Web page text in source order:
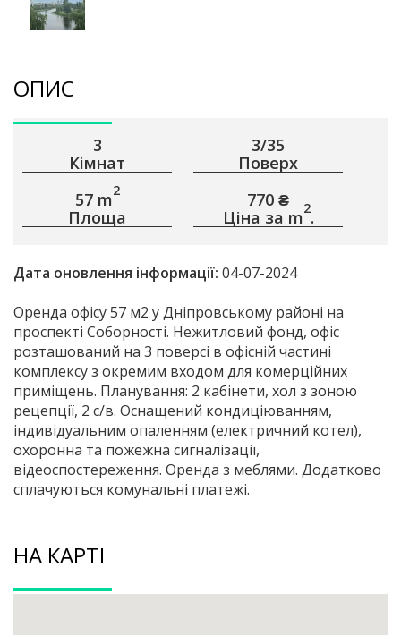
ОПИС
3
Кімнат
3/35
Поверх
57 m2
Площа
770 ₴
Ціна за m2.
Дата оновлення інформації: 04-07-2024
Оренда офісу 57 м2 у Дніпровському районі на
проспекті Соборності. Нежитловий фонд, офіс
розташований на 3 поверсі в офісній частині
комплексу з окремим входом для комерційних
приміщень. Планування: 2 кабінети, хол з зоною
рецепції, 2 с/в. Оснащений кондиціюванням,
індивідуальним опаленням (електричний котел),
охоронна та пожежна сигналізації,
відеоспостереження. Оренда з меблями. Додатково
сплачуються комунальні платежі.
НА КАРТІ